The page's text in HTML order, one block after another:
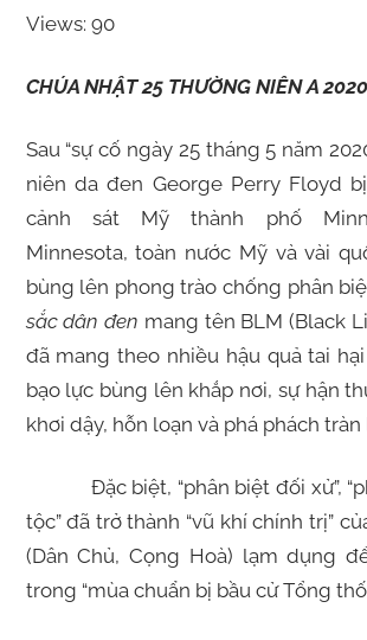
Views: 90
CHÚA NHẬT 25 THƯỜNG NIÊN A 2020
Sau “sự cố ngày 25 tháng 5 năm
niên da đen George Perry Floyd
cảnh sát Mỹ thành phố
Minnesota, toàn nước Mỹ và vài
bùng lên phong trào chống phân
sắc dân đen mang tên BLM (Black
đã mang theo nhiều hậu quả tai
bạo lực bùng lên khắp nơi, sự hận
khơi dậy, hỗn loạn và phá phách tràn
Đặc biệt, “phân biệt đối xử”,
tộc” đã trở thành “vũ khí chính trị”
(Dân Chủ, Cọng Hoà) lạm dụng
trong “mùa chuẩn bị bầu cử Tổng